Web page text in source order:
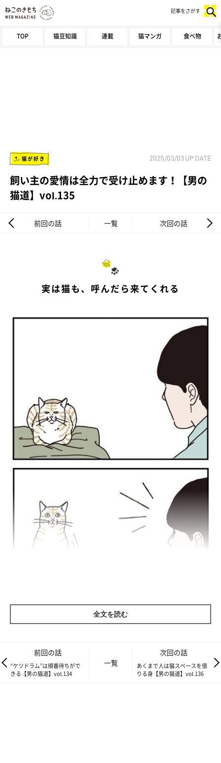
TOP 猫豆知識 連載 猫マンガ 食べ物
記事をさがす
猫が好き 2025/03/03 UP DATE
飼い主の愛情は全力で受け止めます！【男の
猫道】vol.135
前回の話 一覧 次回の話
実は猫も、呼んだら来てくれる
全文を読む
前回の話
“ケツドラム”は順番待ちがで
きる【男の猫道】vol.134
一覧
次回の話
あくまで人は猫スペースを借
りる身【男の猫道】vol.136